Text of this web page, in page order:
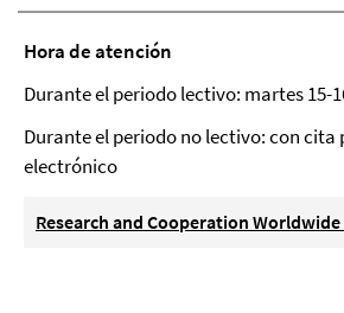
Hora de atención
Durante el periodo lectivo: martes 15-
Durante el periodo no lectivo: con cita
electrónico
Research and Cooperation